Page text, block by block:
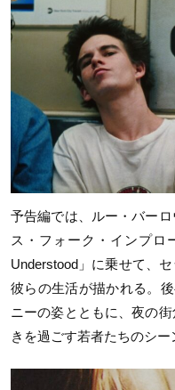
予告編では、ルー・バー
ス・フォーク・インプロ
Understood」に乗せて、
彼らの生活が描かれる。
ニーの姿とともに、夜の
きを過ごす若者たちのシー